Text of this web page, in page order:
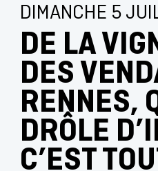
DIMANCHE 5
DE LA
DES
RENNES,
DRÔLE
C’EST